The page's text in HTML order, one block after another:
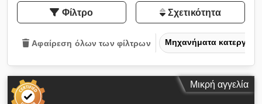
Φίλτρο Σχετικότητα
Αφαίρεση όλων των φίλτρων Μηχανήματα
Μικρή αγγελία